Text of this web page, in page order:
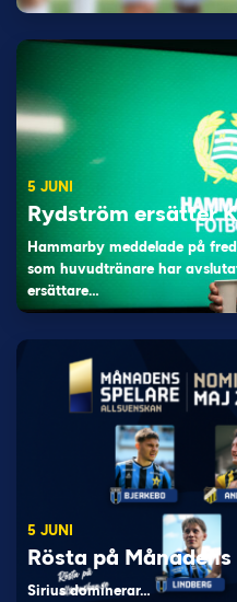
5 JUNI
Rydström ersätter
Hammarby meddelade på
som huvudtränare har
ersättare…
5 JUNI
Rösta på
Sirius dominerar…